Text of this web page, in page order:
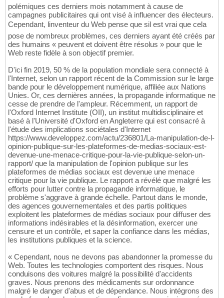
polémiques ces derniers mois notamment à cause de
campagnes publicitaires qui ont visé à influencer des électeurs.
Cependant, linventeur du Web pense que sil est vrai que cela
pose de nombreux problèmes, ces derniers ayant été créés par
des humains « peuvent et doivent être résolus » pour que le
Web reste fidèle à son objectif premier.
D'ici fin 2019, 50 % de la population mondiale sera connecté à
l'Internet, selon un rapport récent de la Commission sur le large
bande pour le développement numérique, affiliée aux Nations
Unies. Or, ces dernières années, la propagande informatique ne
cesse de prendre de l'ampleur. Récemment, un rapport de
l'Oxford Internet Institute (OII), un institut multidisciplinaire et
basé à l'Université d'Oxford en Angleterre qui est consacré à
l'étude des implications sociétales d'Internet
https://www.developpez.com/actu/236801/La-manipulation-de-l-
opinion-publique-sur-les-plateformes-de-medias-sociaux-est-
devenue-une-menace-critique-pour-la-vie-publique-selon-un-
rapport/ que la manipulation de l'opinion publique sur les
plateformes de médias sociaux est devenue une menace
critique pour la vie publique. Le rapport a révélé que malgré les
efforts pour lutter contre la propagande informatique, le
problème s'aggrave à grande échelle. Partout dans le monde,
des agences gouvernementales et des partis politiques
exploitent les plateformes de médias sociaux pour diffuser des
informations indésirables et la désinformation, exercer une
censure et un contrôle, et saper la confiance dans les médias,
les institutions publiques et la science.
« Cependant, nous ne devons pas abandonner la promesse du
Web. Toutes les technologies comportent des risques. Nous
conduisons des voitures malgré la possibilité d'accidents
graves. Nous prenons des médicaments sur ordonnance
malgré le danger d'abus et de dépendance. Nous intégrons des